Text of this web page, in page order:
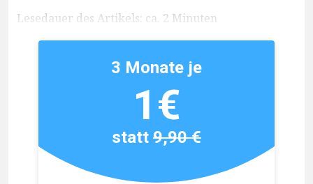
Lesedauer des Artikels: ca. 2 Minuten
3 Monate je
1€
statt9,90 €